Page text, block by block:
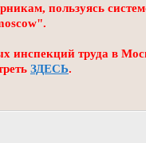
пользуясь
инспекций труда в
ЗДЕСЬ.